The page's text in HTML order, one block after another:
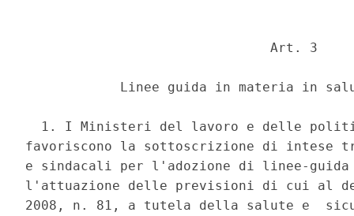
                               Art. 3
Linee guida in materia in
1. I Ministeri del lavoro e delle
favoriscono la sottoscrizione di intese
e sindacali per l'adozione di linee-guida
l'attuazione delle previsioni di cui al
2008, n. 81, a tutela della salute e